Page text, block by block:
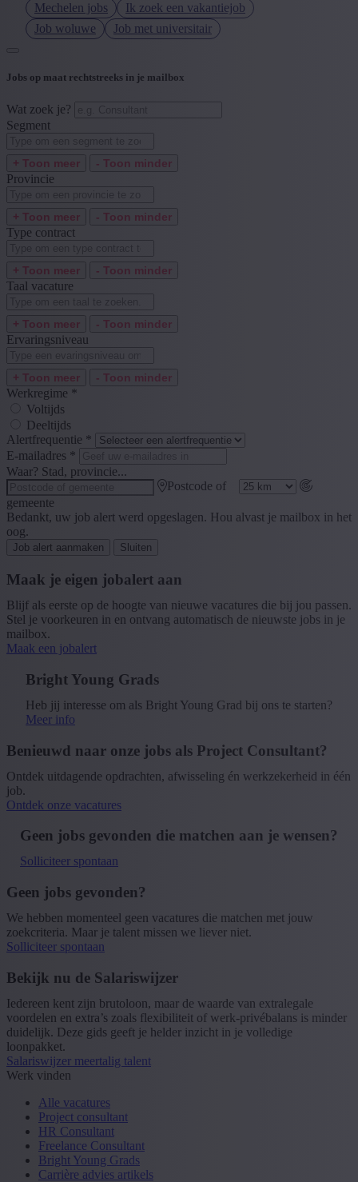
Mechelen jobs
Ik zoek een vakantiejob
Job woluwe
Job met universitair
Jobs op maat rechtstreeks in je mailbox
Wat zoek je?
Segment
+ Toon meer - Toon minder
Provincie
+ Toon meer - Toon minder
Type contract
+ Toon meer - Toon minder
Taal vacature
+ Toon meer - Toon minder
Ervaringsniveau
+ Toon meer - Toon minder
Werkregime *
Voltijds
Deeltijds
Alertfrequentie *
E-mailadres *
Waar? Stad, provincie...
Postcode of
gemeente
Bedankt, uw job alert werd opgeslagen. Hou alvast je mailbox in het
oog.
Job alert aanmaken Sluiten
Maak je eigen jobalert aan
Blijf als eerste op de hoogte van nieuwe vacatures die bij jou passen.
Stel je voorkeuren in en ontvang automatisch de nieuwste jobs in je
mailbox.
Maak een jobalert
Bright Young Grads
Heb jij interesse om als Bright Young Grad bij ons te starten?
Meer info
Benieuwd naar onze jobs als Project Consultant?
Ontdek uitdagende opdrachten, afwisseling én werkzekerheid in één
job.
Ontdek onze vacatures
Geen jobs gevonden die matchen aan je wensen?
Solliciteer spontaan
Geen jobs gevonden?
We hebben momenteel geen vacatures die matchen met jouw
zoekcriteria. Maar je talent missen we liever niet.
Solliciteer spontaan
Bekijk nu de Salariswijzer
Iedereen kent zijn brutoloon, maar de waarde van extralegale
voordelen en extra’s zoals flexibiliteit of werk-privébalans is minder
duidelijk. Deze gids geeft je helder inzicht in je volledige
loonpakket.
Salariswijzer meertalig talent
Werk vinden
Alle vacatures
Project consultant
HR Consultant
Freelance Consultant
Bright Young Grads
Carrière advies artikels